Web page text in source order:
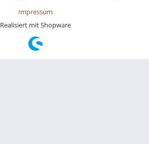
Impressum
Realisiert mit Shopware